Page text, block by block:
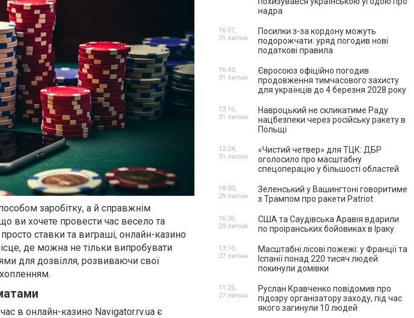
заробітку, а й справжнім
ви хочете провести час весело та
ставки та виграші, онлайн-казино
де можна не тільки випробувати
для дозвілля, розвиваючи свої
в онлайн-казино Navigator.rv.ua є
надра
Посилки з-за кордону можуть
подорожчати: уряд погодив нові
податкові правила
16:57,
31 липня
Євросоюз офіційно погодив
продовження тимчасового захисту
для українців до 4 березня 2028 року
16:43,
31 липня
Навроцький не скликатиме Раду
нацбезпеки через російську ракету в
Польщі
13:16,
31 липня
«Чистий четвер» для ТЦК: ДБР
оголосило про масштабну
спецоперацію у більшості областей
12:24,
31 липня
Зеленський у Вашингтоні говоритиме
з Трампом про ракети Patriot
18:00,
29 липня
США та Саудівська Аравія вдарили
по проіранських бойовиках в Іраку
16:26,
29 липня
Масштабні лісові пожежі: у Франції та
Іспанії понад 220 тисяч людей
покинули домівки
13:10,
27 липня
Руслан Кравченко повідомив про
підозру організатору заходу, під час
якого загинули 10 людей
11:25,
27 липня